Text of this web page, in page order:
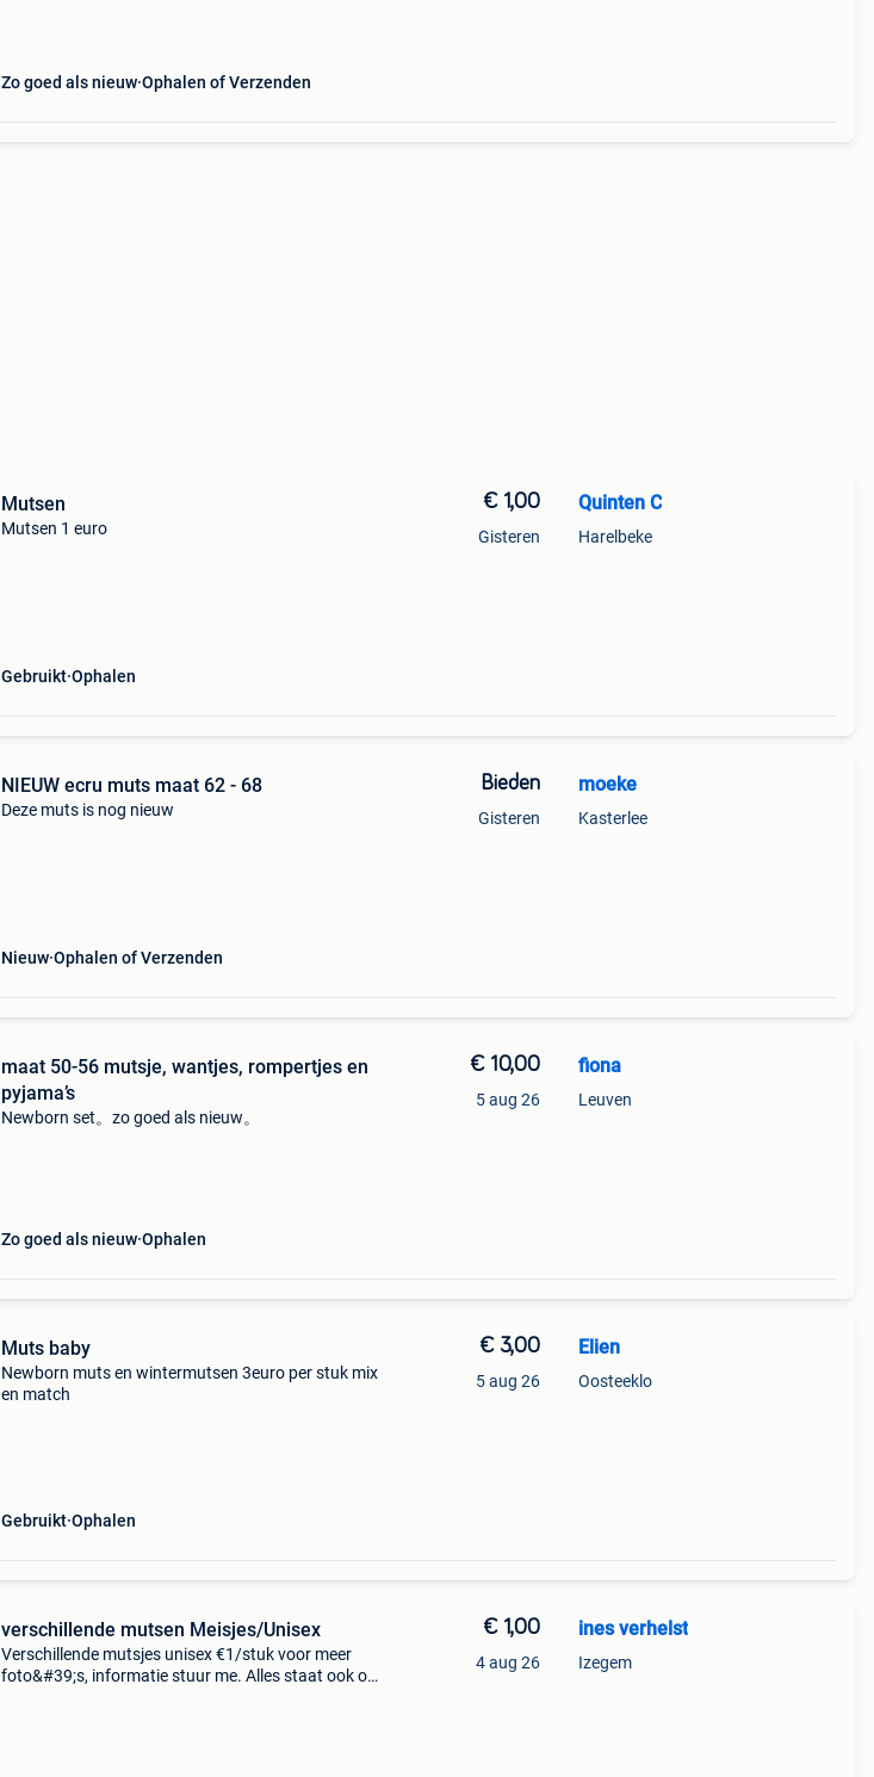
Zo goed als nieuw Ophalen of Verzenden
Mutsen
Mutsen 1 euro
Gebruikt Ophalen
€ 1,00
Gisteren
Quinten C
Harelbeke
NIEUW ecru muts maat 62 - 68
Deze muts is nog nieuw
Nieuw Ophalen of Verzenden
Bieden
Gisteren
moeke
Kasterlee
maat 50-56 mutsje, wantjes, rompertjes en
pyjama’s
Newborn set。zo goed als nieuw。
Zo goed als nieuw Ophalen
€ 10,00
5 aug 26
fiona
Leuven
Muts baby
Newborn muts en wintermutsen 3euro per stuk mix
en match
Gebruikt Ophalen
€ 3,00
5 aug 26
Elien
Oosteeklo
verschillende mutsen Meisjes/Unisex
Verschillende mutsjes unisex €1/stuk voor meer
foto&#39;s, informatie stuur me. Alles staat ook op
€ 1,00
4 aug 26
ines verhelst
Izegem